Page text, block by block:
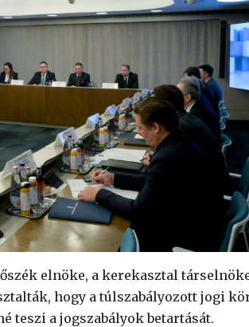
elnöke, a kerekasztal
hogy a túlszabályozott jogi
teszi a jogszabályok betartását.